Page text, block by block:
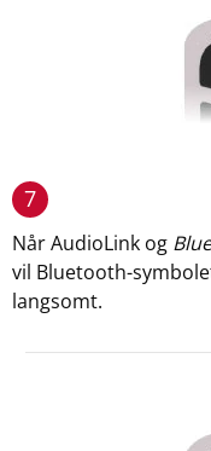
7
Når AudioLink og
vil Bluetooth-
langsomt.